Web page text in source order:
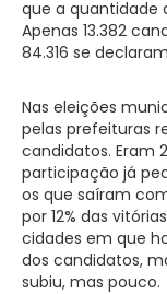
que a quantidade
Apenas 13.382
84.316 se
Nas eleições
pelas prefeituras
candidatos. Eram
participação já
os que saíram
por 12% das
cidades em que
dos candidatos,
subiu, mas pouco.